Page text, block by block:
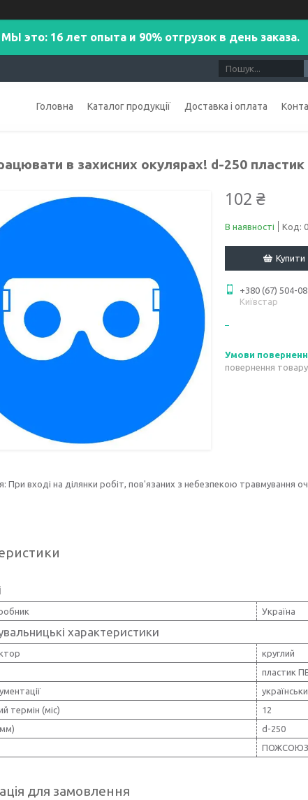
МЫ это: 16 лет опыта и 90% отгрузок в день заказа.
Головна Каталог продукції Доставка і оплата
в захисних окулярах! d-250
102 ₴
В наявності Код:
Купити
+380 (67) 504-
Київстар
повернення
При вході на ділянки робіт, пов'язаних з небезпекою травмування
Україна
характеристики
круглий
пластик
термін (міс)
12
d-250
ПОЖСОЮЗ
для замовлення